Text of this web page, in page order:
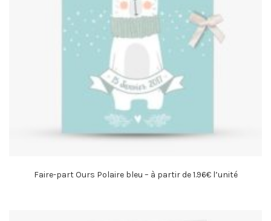
Faire-part Ours Polaire bleu – à partir de 1.96€ l’unité